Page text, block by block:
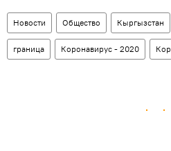
Новости Общество Кыргызстан
граница Коронавирус - 2020